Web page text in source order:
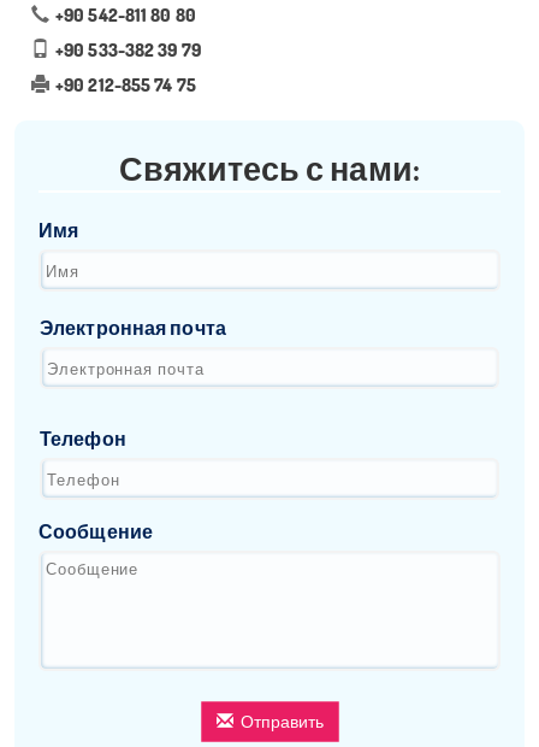
+90 542-811 80 80
+90 533-382 39 79
+90 212-855 74 75
Свяжитесь с нами:
Имя
Электронная почта
Телефон
Сообщение
Отправить